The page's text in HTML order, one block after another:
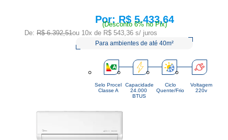
Price:
R$ 5.433,64
(Desconto 6% no Pix)
De: R$ 6.392,51ou 10x de R$ 543,36 s/ juros
Para ambientes de até 40m²
Selo Procel
Classe A
Capacidade
24.000
BTUS
Ciclo
Quente/Frio
Voltagem
220v